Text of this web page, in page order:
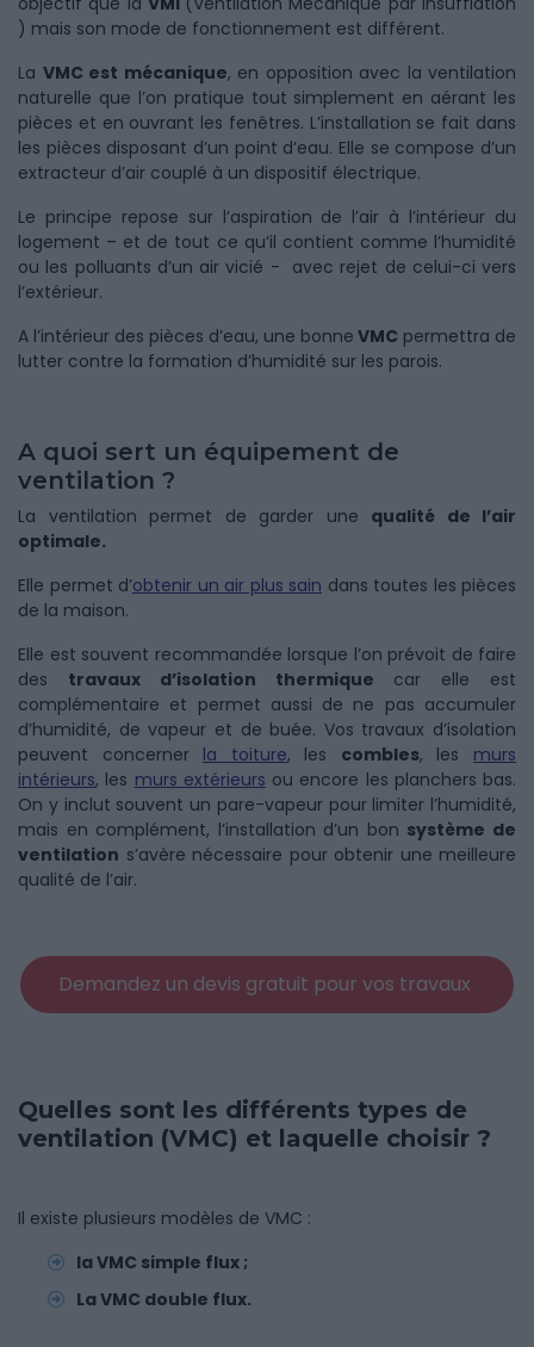
) mais son mode de fonctionnement est différent.
La VMC est mécanique, en opposition avec la ventilation
naturelle que l’on pratique tout simplement en aérant les
pièces et en ouvrant les fenêtres. L’installation se fait dans
les pièces disposant d’un point d’eau. Elle se compose d’un
extracteur d’air couplé à un dispositif électrique.
Le principe repose sur l’aspiration de l’air à l’intérieur du
logement – et de tout ce qu’il contient comme l’humidité
ou les polluants d’un air vicié - avec rejet de celui-ci vers
l’extérieur.
A l’intérieur des pièces d’eau, une bonne VMC permettra de
lutter contre la formation d’humidité sur les parois.
A quoi sert un équipement de
ventilation ?
La ventilation permet de garder une qualité de l’air
optimale.
Elle permet d’obtenir un air plus sain dans toutes les pièces
de la maison.
Elle est souvent recommandée lorsque l’on prévoit de faire
des travaux d’isolation thermique car elle est
complémentaire et permet aussi de ne pas accumuler
d’humidité, de vapeur et de buée. Vos travaux d’isolation
peuvent concerner la toiture, les combles, les murs
intérieurs, les murs extérieurs ou encore les planchers bas.
On y inclut souvent un pare-vapeur pour limiter l’humidité,
mais en complément, l’installation d’un bon système de
ventilation s’avère nécessaire pour obtenir une meilleure
qualité de l’air.
Demandez un devis gratuit pour vos travaux
Quelles sont les différents types de
ventilation (VMC) et laquelle choisir ?
Il existe plusieurs modèles de VMC :
la VMC simple flux ;
La VMC double flux.